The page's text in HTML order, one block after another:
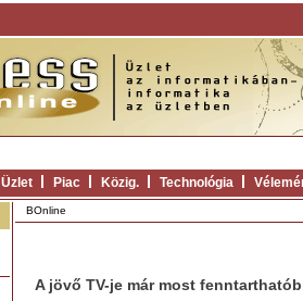
Üzlet Piac Közig. Technológia
BOnline
A jövő TV-je már most